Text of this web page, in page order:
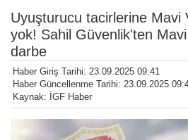
Uyuşturucu tacirlerine Mavi
yok! Sahil Güvenlik'ten
darbe
Haber Giriş Tarihi: 23.09.2025 09:41
Haber Güncellenme Tarihi: 23.09.2025
Kaynak: İGF Haber